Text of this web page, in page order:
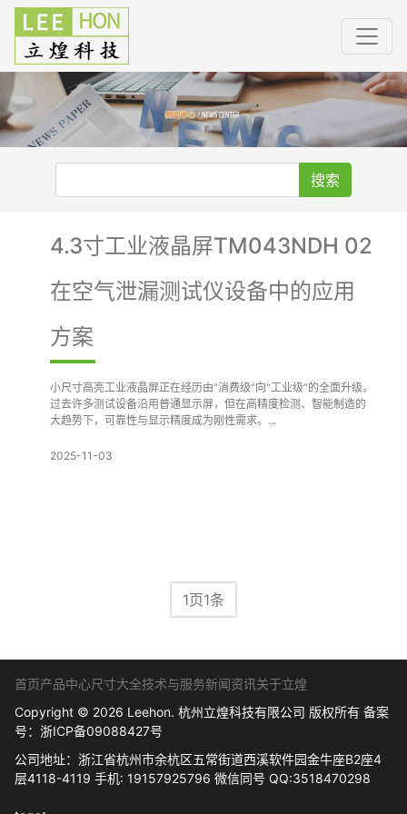
搜索
4.3寸工业液晶屏TM043NDH 02
在空气泄漏测试仪设备中的应用
方案
小尺寸高亮工业液晶屏正在经历由“消费级”向“工业级”的全面升级。
过去许多测试设备沿用普通显示屏，但在高精度检测、智能制造的
大趋势下，可靠性与显示精度成为刚性需求。...
2025-11-03
1页1条
首页产品中心尺寸大全技术与服务新闻资讯关于立煌
Copyright © 2026 Leehon. 杭州立煌科技有限公司 版权所有 备案
号： 浙ICP备09088427号
公司地址：浙江省杭州市余杭区五常街道西溪软件园金牛座B2座4
层4118-4119 手机: 19157925796 微信同号 QQ:3518470298